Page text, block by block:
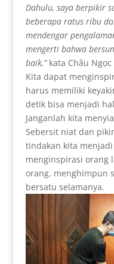
Dahulu, saya berpikir
beberapa ratus ribu
mendengar
mengerti bahwa
baik,”kata Châu Ngọc
Kita dapat
harus memiliki
detik bisa menjadi
Janganlah kita
Sebersit niat dan
tindakan kita
menginspirasi orang
orang. menghimpun
bersatu selamanya.